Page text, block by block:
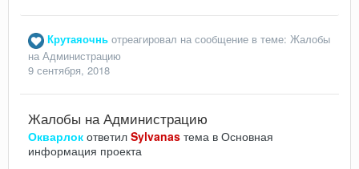
Крутаяочнь отреагировал на сообщение в теме: Жалобы
на Администрацию
9 сентября, 2018
Жалобы на Администрацию
Окварлок ответил Sylvanas тема в Основная
информация проекта